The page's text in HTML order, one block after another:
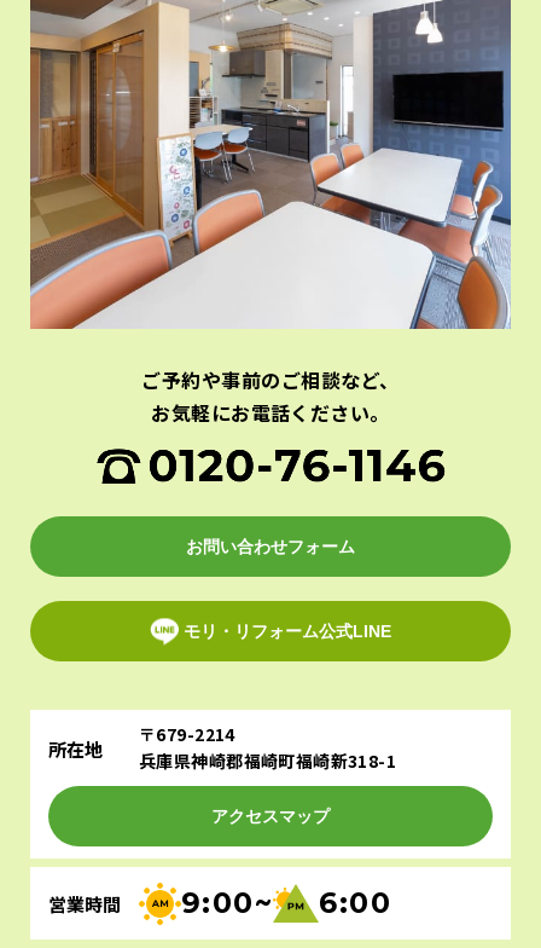
ご予約や事前のご相談など、
お気軽にお電話ください。
お問い合わせフォーム
モリ・リフォーム公式LINE
所在地
〒679-2214
兵庫県神崎郡福崎町福崎新318-1
アクセスマップ
営業時間 9:00~ 6:00